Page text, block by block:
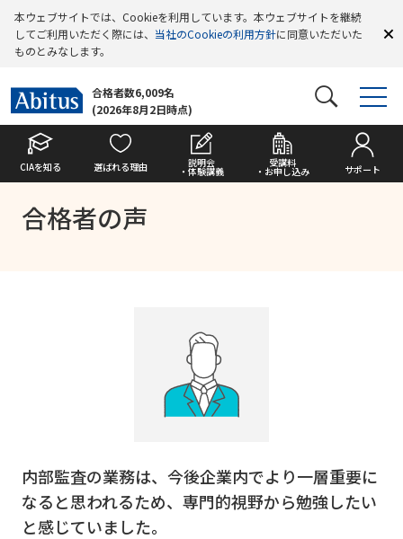
本ウェブサイトでは、Cookieを利用しています。本ウェブサイトを継続
してご利用いただく際には、 当社のCookieの利用方針に同意いただいた
ものとみなします。
合格者数6,009名
(2026年8月2日時点)
CIAを知る 選ばれる理由 説明会
・体験講義
受講料
・お申し込み サポート
合格者の声
内部監査の業務は、今後企業内でより一層重要に
なると思われるため、専門的視野から勉強したい
と感じていました。